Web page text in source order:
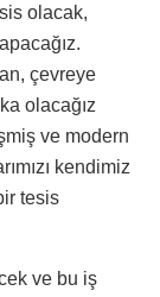
olacak,
çevreye
olacağız
ve modern
kendimiz
tesis
ve bu iş